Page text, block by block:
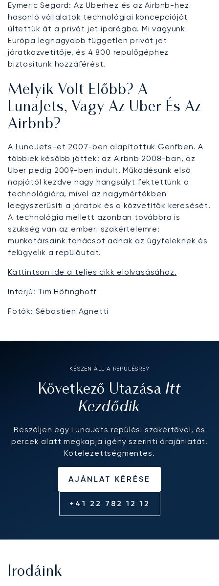
Eymeric Segard: Az Uberhez és az Airbnb-hez
hasonló vállalatok technológiai koncepcióját
ültettük át a privát jet iparágba. Mi vagyunk
Európa legnagyobb független privát jet
járatközvetítője, és 4 800 repülőgéphez
biztosítunk hozzáférést.
Melyik Volt Előbb? A
LunaJets, Vagy Az Uber És Az
Airbnb?
A LunaJets-et 2007-ben alapítottuk Genfben. A
többiek később jöttek: az Airbnb 2008-ban, az
Uber pedig 2009-ben indult. Működésünk első
napjától kezdve nagy hangsúlyt fektettünk a
technológiára, mivel az nagymértékben
leegyszerűsíti a járatok és a közvetítők keresését.
A technológia mellett azonban továbbra is
szükség van az emberi szakértelemre:
munkatársaink tanácsot adnak az ügyfeleknek és
felügyelik a repülőutat.
Kattintson ide a teljes cikk elolvasásához.
Interjú: Tim Höfinghoff
Fotók: Sébastien Agnetti
KÉSZEN ÁLL A REPÜLÉSRE?
Következő Utazása Itt
Kezdődik
Beszéljen egy LunaJets repülési szakértővel, és
percek alatt megkapja igény szerinti árajánlatát.
Kötelezettségmentes.
AJÁNLAT KÉRÉSE
+41 22 782 12 12
Irodáink